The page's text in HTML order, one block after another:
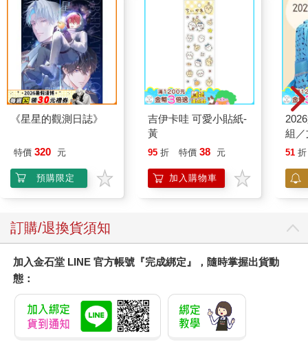
《星星的觀測日誌》
特價 320 元
預購限定
吉伊卡哇 可愛小貼紙-
黃
95 折 特價 38 元
加入購物車
組
51 折
訂購/退換貨須知
加入金石堂 LINE 官方帳號『完成綁定』，隨時掌握出貨動
態：